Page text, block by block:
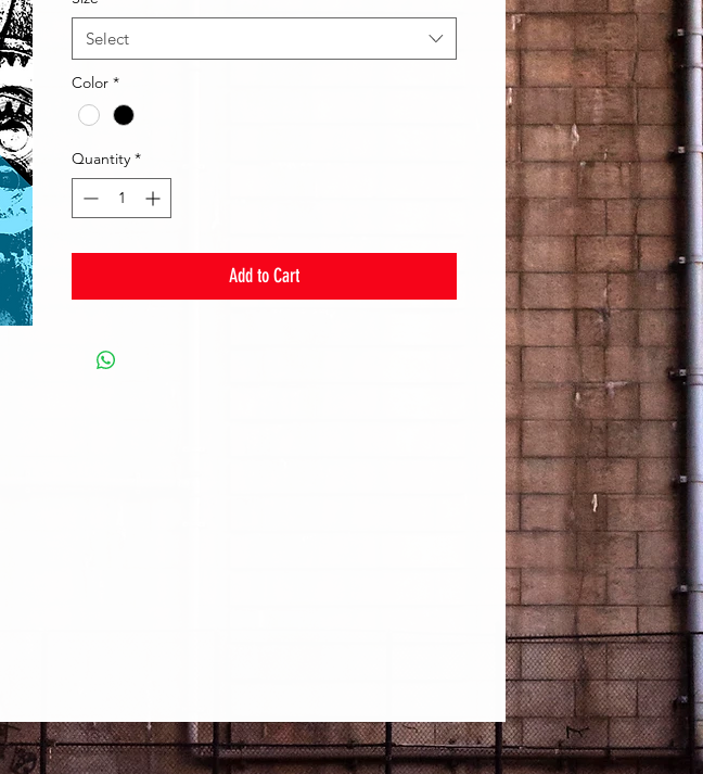
Select
Color *
Quantity *
Add to Cart